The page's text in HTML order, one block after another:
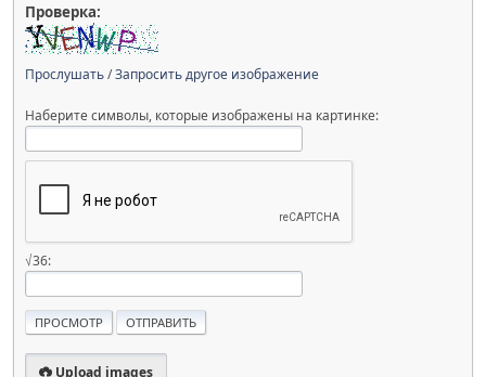
Проверка:
Прослушать/Запросить другое изображение
Наберите символы, которые изображены на картинке:
√36:
Upload images